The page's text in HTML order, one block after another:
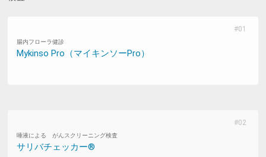
腸内フローラ健診
Mykinso Pro（マイキンソーPro）
唾液による がんスクリーニング検査
サリバチェッカー®